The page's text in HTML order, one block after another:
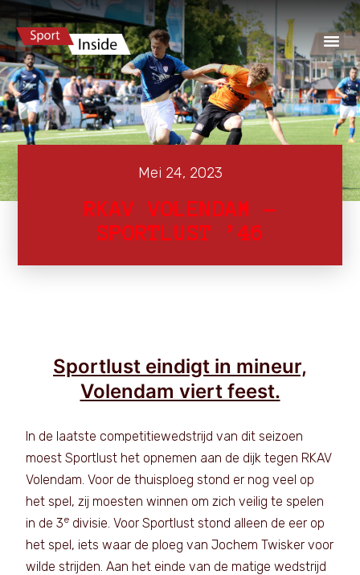
Mei 24, 2023
RKAV VOLENDAM –
SPORTLUST ’46
Sportlust eindigt in mineur,
Volendam viert feest.
In de laatste competitiewedstrijd van dit seizoen
moest Sportlust het opnemen aan de dijk tegen RKAV
Volendam. Voor de thuisploeg stond er nog veel op
het spel, zij moesten winnen om zich veilig te spelen
in de 3e divisie. Voor Sportlust stond alleen de eer op
het spel, iets waar de ploeg van Jochem Twisker voor
wilde strijden. Aan het einde van de matige wedstrijd